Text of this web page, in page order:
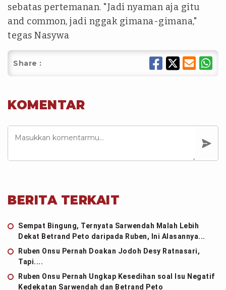
sebatas pertemanan. "Jadi nyaman aja gitu
and common, jadi nggak gimana-gimana,"
tegas Nasywa
Share :
KOMENTAR
BERITA TERKAIT
Sempat Bingung, Ternyata Sarwendah Malah Lebih
Dekat Betrand Peto daripada Ruben, Ini Alasannya...
Ruben Onsu Pernah Doakan Jodoh Desy Ratnasari,
Tapi....
Ruben Onsu Pernah Ungkap Kesedihan soal Isu Negatif
Kedekatan Sarwendah dan Betrand Peto